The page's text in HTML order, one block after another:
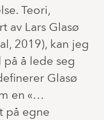
Teori,
av Lars Glasø
2019), kan jeg
å lede seg
Glasø
en «…
på egne